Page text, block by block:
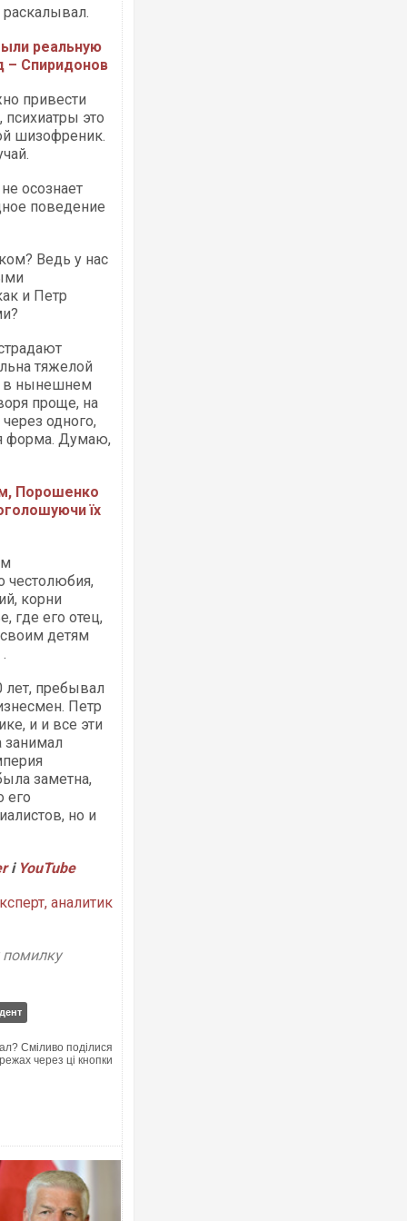
реальную
– Спиридонов
привести
это
шизофреник.
осознает
поведение
Ведь у нас
и Петр
тяжелой
в нынешнем
проще, на
одного,
форма. Думаю,
Порошенко
їх
честолюбия,
корни
где его отец,
детям
лет, пребывал
Петр
и и все эти
занимал
заметна,
его
но и
і YouTube
аналитик
помилку
Сміливо поділися
через ці кнопки